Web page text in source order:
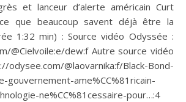
et lanceur d’alerte américain Curt
que beaucoup savent déjà être la
1:32 min) : Source vidéo Odyssée :
@Cielvoile:e/dew:f Autre source vidéo
@laovarnika:f/Black-Bond-
gouvernement-ame%CC%81ricain-
ne%CC%81cessaire-pour…:4